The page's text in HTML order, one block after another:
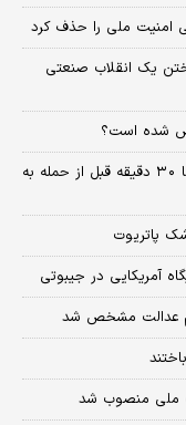
امنیت ملی را حذف کرد
یک انقلاب صنعتی
شده است؟
زئیس سازمان هواپیمایی: گزارش ورود هواگردها ٣٠ دقیقه قبل از حمله به
پاتریوت
آمریکایی در جیبوتی
عدالت مشخص شد
ملی منصوب شد